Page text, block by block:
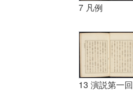
7 凡例
13 演説第一回